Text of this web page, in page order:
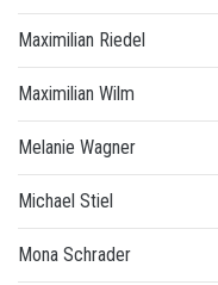
Maximilian Riedel
Maximilian Wilm
Melanie Wagner
Michael Stiel
Mona Schrader